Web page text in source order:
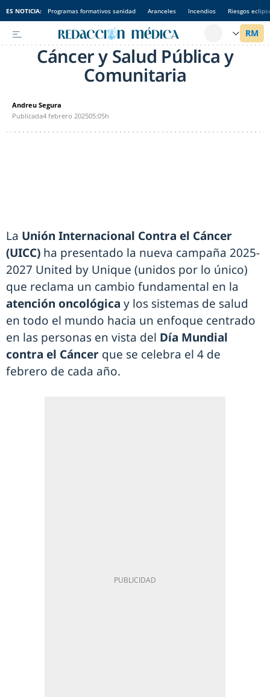
ES NOTICIA: Programas formativos sanidad Aranceles Incendios Riesgos
Cáncer y Salud Pública y
Comunitaria
Andreu Segura
Publicada4 febrero 202505:05h
La Unión Internacional Contra el Cáncer
(UICC) ha presentado la nueva campaña 2025-
2027 United by Unique (unidos por lo único)
que reclama un cambio fundamental en la
atención oncológica y los sistemas de salud
en todo el mundo hacia un enfoque centrado
en las personas en vista del Día Mundial
contra el Cáncer que se celebra el 4 de
febrero de cada año.